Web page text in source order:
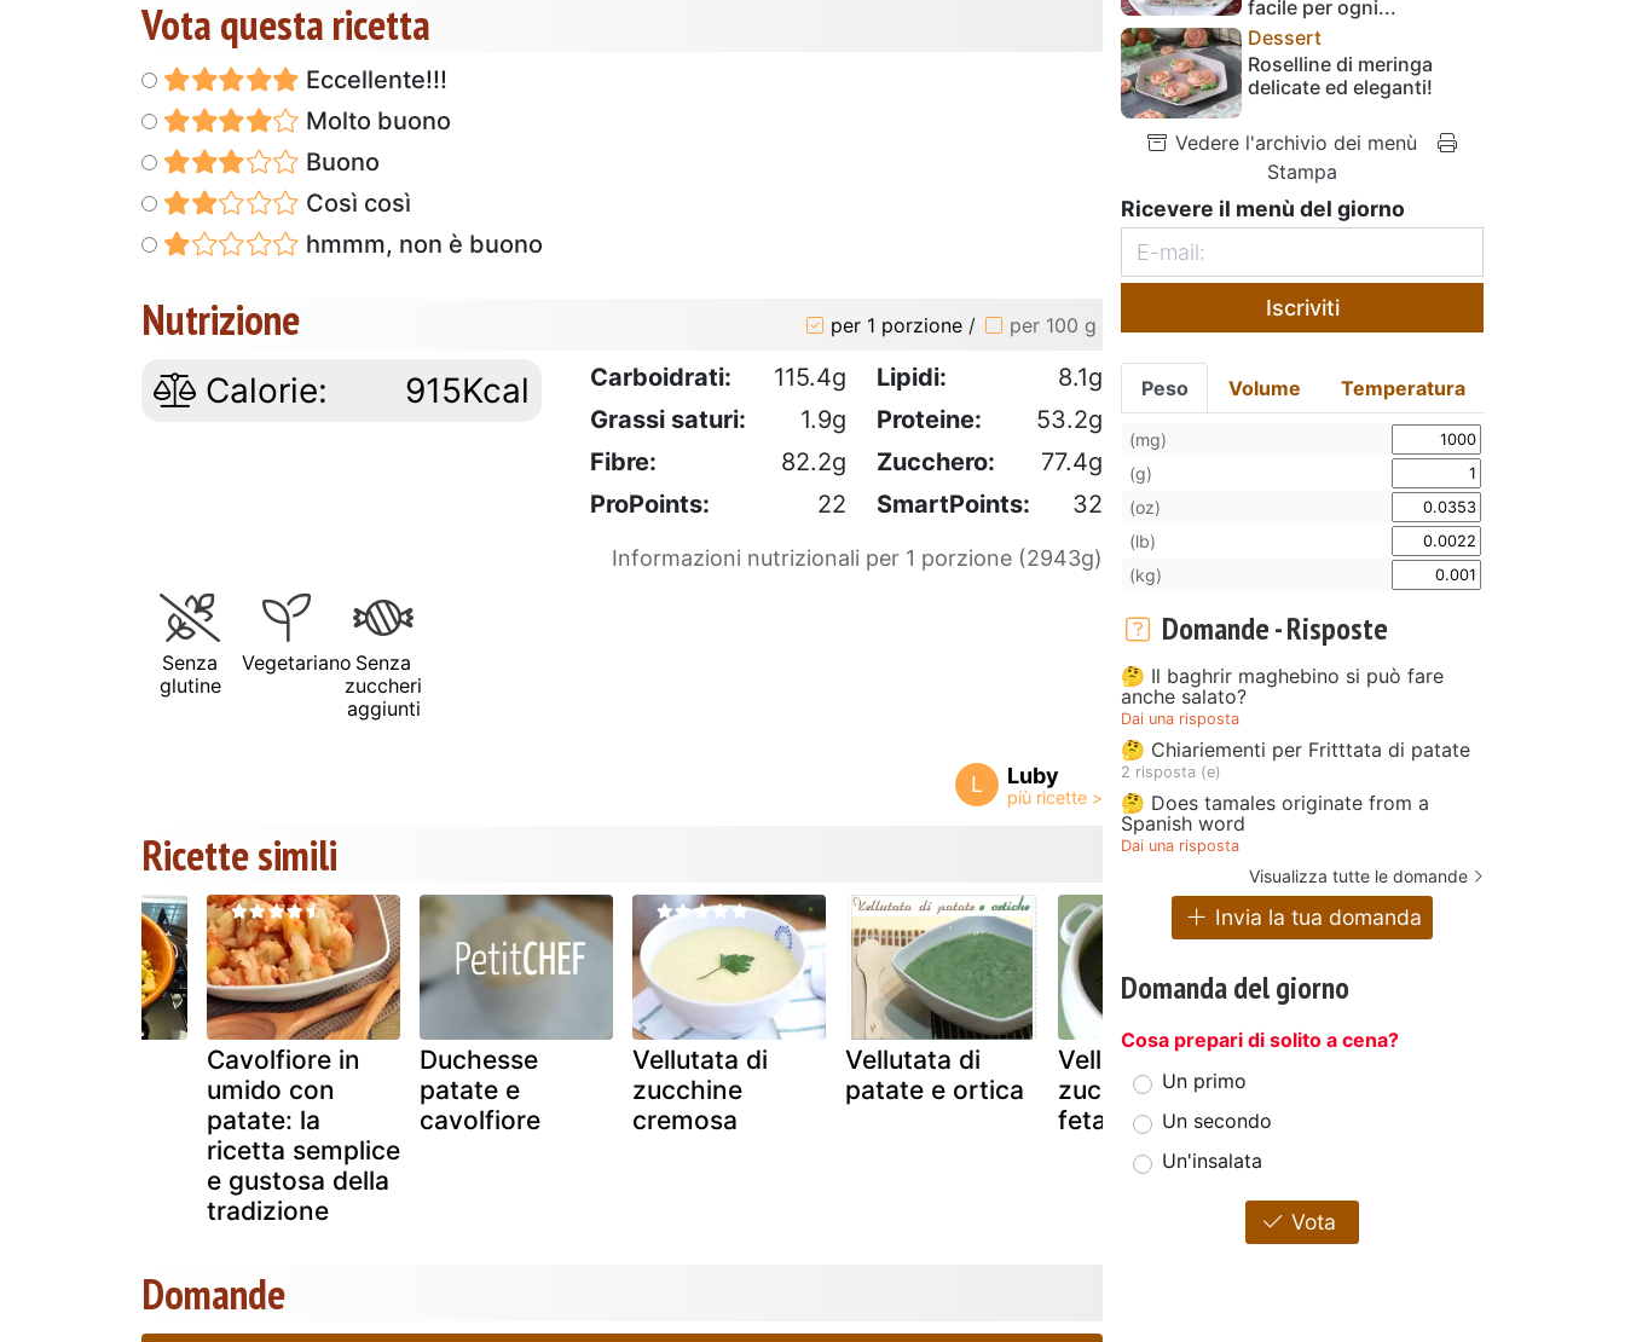
Vota questa ricetta
Eccellente!!!
Molto buono
Buono
Così così
hmmm, non è buono
Nutrizione per 1 porzione / per 100 g
Calorie: 915Kcal Carboidrati: 115.4g Lipidi:
8.1g
Grassi saturi:
1.9g Proteine:
53.2g
Fibre:
82.2g Zucchero:
77.4g
ProPoints:
22 SmartPoints: 32
Informazioni nutrizionali per 1 porzione (2943g)
Senza
glutine
Vegetariano Senza
zuccheri
aggiunti
L Luby
Ricette simili
Cavolfiore in
umido con
patate: la
ricetta semplice
e gustosa della
tradizione
Duchesse
patate e
cavolfiore
Vellutata di
zucchine
cremosa
Vellutata di
patate e ortica
Vellutata di
zucchine con
feta
e finocchi
Domande
facile per ogni...
Dessert
Roselline di meringa
delicate ed eleganti!
Vedere l'archivio dei menù
Stampa
Ricevere il menù del giorno
Iscriviti
Peso Volume Temperatura
(mg)
(g)
(oz)
(lb)
(kg)
Domande - Risposte
🤔 Il baghrir maghebino si può fare
anche salato?
Dai una risposta
🤔 Chiariementi per Fritttata di patate
2 risposta (e)
🤔 Does tamales originate from a
Spanish word
Dai una risposta
Visualizza tutte le domande
Invia la tua domanda
Domanda del giorno
Cosa prepari di solito a cena?
Un primo
Un secondo
Un'insalata
Vota